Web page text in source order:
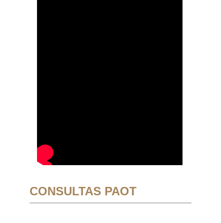
CONSULTAS PAOT